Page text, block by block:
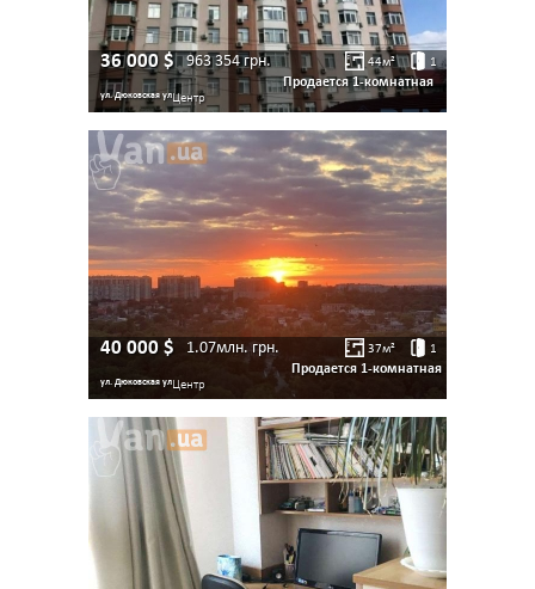
36 000 $ 963 354грн. 44м² 1
Продается 1-комнатная
ул. Дюковская улЦентр
40 000 $ 1.07млн. грн. 37м² 1
Продается 1-комнатная
ул. Дюковская улЦентр